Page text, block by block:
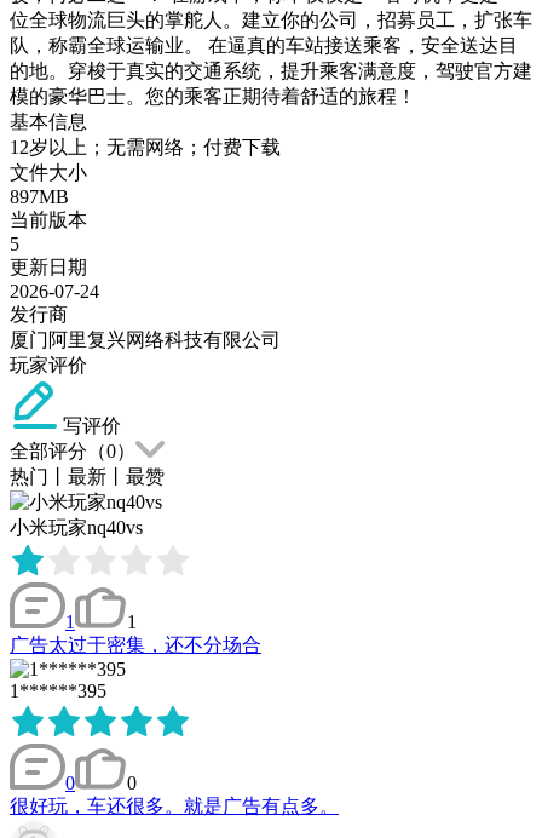
位全球物流巨头的掌舵人。建立你的公司，招募员工，扩张车
队，称霸全球运输业。 在逼真的车站接送乘客，安全送达目
的地。穿梭于真实的交通系统，提升乘客满意度，驾驶官方建
模的豪华巴士。您的乘客正期待着舒适的旅程！
基本信息
12岁以上；无需网络；付费下载
文件大小
897MB
当前版本
5
更新日期
2026-07-24
发行商
厦门阿里复兴网络科技有限公司
玩家评价
写评价
全部评分（0）
热门
最新 最赞
小米玩家nq40vs
1
1
广告太过于密集，还不分场合
1******395
0
0
很好玩，车还很多。就是广告有点多。